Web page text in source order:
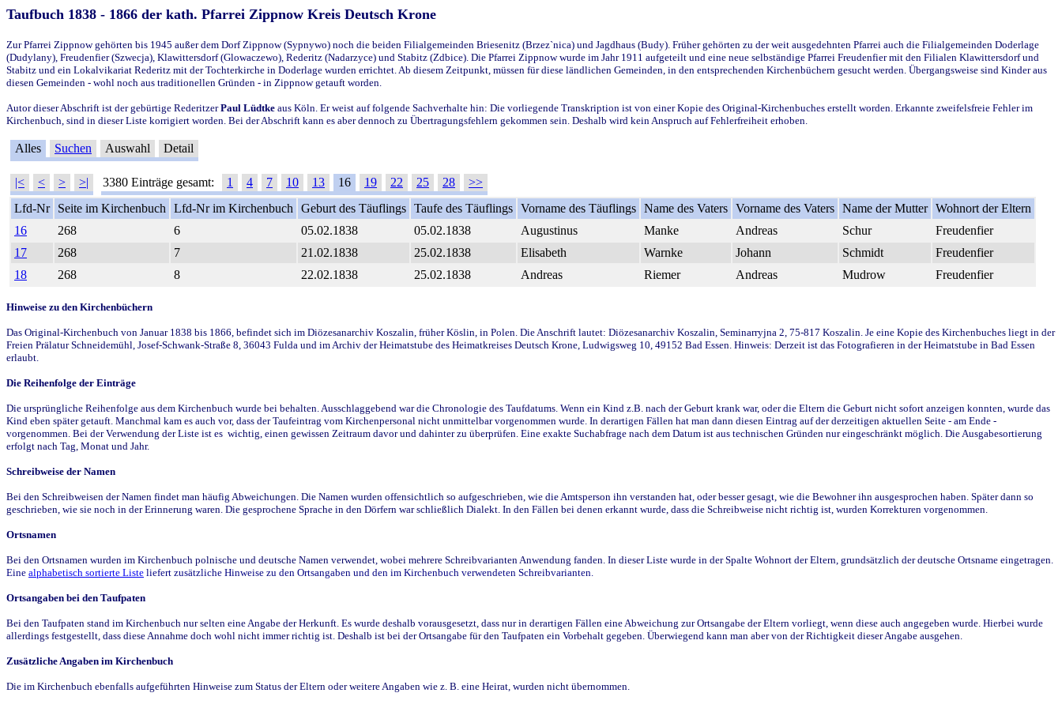
Taufbuch 1838 - 1866 der kath. Pfarrei Zippnow Kreis Deutsch Krone
Zur Pfarrei Zippnow gehörten bis 1945 außer dem Dorf Zippnow (Sypnywo) noch die beiden Filialgemeinden Briesenitz (Brzez`nica) und Jagdhaus (Budy). Früher gehörten zu der weit ausgedehnten Pfarrei auch die Filialgemeinden Doderlage
(Dudylany), Freudenfier (Szwecja), Klawittersdorf (Glowaczewo), Rederitz (Nadarzyce) und Stabitz (Zdbice). Die Pfarrei Zippnow wurde im Jahr 1911 aufgeteilt und eine neue selbständige Pfarrei Freudenfier mit den Filialen Klawittersdorf und
Stabitz und ein Lokalvikariat Rederitz mit der Tochterkirche in Doderlage wurden errichtet. Ab diesem Zeitpunkt, müssen für diese ländlichen Gemeinden, in den entsprechenden Kirchenbüchern gesucht werden. Übergangsweise sind Kinder aus
diesen Gemeinden - wohl noch aus traditionellen Gründen - in Zippnow getauft worden.
Autor dieser Abschrift ist der gebürtige RederitzerPaul Lüdtke aus Köln. Er weist auf folgende Sachverhalte hin: Die vorliegende Transkription ist von einer Kopie des Original-Kirchenbuches erstellt worden. Erkannte zweifelsfreie Fehler im
Kirchenbuch, sind in dieser Liste korrigiert worden. Bei der Abschrift kann es aber dennoch zu Übertragungsfehlern gekommen sein. Deshalb wird kein Anspruch auf Fehlerfreiheit erhoben.
Alles Suchen Auswahl Detail
|< < > >| 3380 Einträge gesamt: 1 4 7 10 13 16 19 22 25 28
>>
Lfd-Nr
Seite im Kirchenbuch Lfd-Nr im Kirchenbuch Geburt des Täuflings Taufe des Täuflings Vorname des Täuflings Name des Vaters Vorname des Vaters Name der Mutter Wohnort der Eltern
16
268 6 05.02.1838 05.02.1838 Augustinus Manke Andreas Schur
Freudenfier
17
268 7 21.02.1838 25.02.1838 Elisabeth Warnke Johann Schmidt
Freudenfier
18
268 8 22.02.1838 25.02.1838 Andreas Riemer Andreas Mudrow Freudenfier
Hinweise zu den Kirchenbüchern
Das Original-Kirchenbuch von Januar 1838 bis 1866, befindet sich im Diözesanarchiv Koszalin, früher Köslin, in Polen. Die Anschrift lautet: Diözesanarchiv Koszalin, Seminarryjna 2, 75-817 Koszalin. Je eine Kopie des Kirchenbuches liegt in der
Freien Prälatur Schneidemühl, Josef-Schwank-Straße 8, 36043 Fulda und im Archiv der Heimatstube des Heimatkreises Deutsch Krone, Ludwigsweg 10, 49152 Bad Essen. Hinweis: Derzeit ist das Fotografieren in der Heimatstube in Bad Essen
erlaubt.
Die Reihenfolge der Einträge
Die ursprüngliche Reihenfolge aus dem Kirchenbuch wurde bei behalten. Ausschlaggebend war die Chronologie des Taufdatums. Wenn ein Kind z.B. nach der Geburt krank war, oder die Eltern die Geburt nicht sofort anzeigen konnten, wurde das
Kind eben später getauft. Manchmal kam es auch vor, dass der Taufeintrag vom Kirchenpersonal nicht unmittelbar vorgenommen wurde. In derartigen Fällen hat man dann diesen Eintrag auf der derzeitigen aktuellen Seite - am Ende -
vorgenommen. Bei der Verwendung der Liste ist es wichtig, einen gewissen Zeitraum davor und dahinter zu überprüfen. Eine exakte Suchabfrage nach dem Datum ist aus technischen Gründen nur eingeschränkt möglich. Die Ausgabesortierung
erfolgt nach Tag, Monat und Jahr.
Schreibweise der Namen
Bei den Schreibweisen der Namen findet man häufig Abweichungen. Die Namen wurden offensichtlich so aufgeschrieben, wie die Amtsperson ihn verstanden hat, oder besser gesagt, wie die Bewohner ihn ausgesprochen haben. Später dann so
geschrieben, wie sie noch in der Erinnerung waren. Die gesprochene Sprache in den Dörfern war schließlich Dialekt. In den Fällen bei denen erkannt wurde, dass die Schreibweise nicht richtig ist, wurden Korrekturen vorgenommen.
Ortsnamen
Bei den Ortsnamen wurden im Kirchenbuch polnische und deutsche Namen verwendet, wobei mehrere Schreibvarianten Anwendung fanden. In dieser Liste wurde in der Spalte Wohnort der Eltern, grundsätzlich der deutsche Ortsname eingetragen.
Eine alphabetisch sortierte Liste liefert zusätzliche Hinweise zu den Ortsangaben und den im Kirchenbuch verwendeten Schreibvarianten.
Ortsangaben bei den Taufpaten
Bei den Taufpaten stand im Kirchenbuch nur selten eine Angabe der Herkunft. Es wurde deshalb vorausgesetzt, dass nur in derartigen Fällen eine Abweichung zur Ortsangabe der Eltern vorliegt, wenn diese auch angegeben wurde. Hierbei wurde
allerdings festgestellt, dass diese Annahme doch wohl nicht immer richtig ist. Deshalb ist bei der Ortsangabe für den Taufpaten ein Vorbehalt gegeben. Überwiegend kann man aber von der Richtigkeit dieser Angabe ausgehen.
Zusätzliche Angaben im Kirchenbuch
Die im Kirchenbuch ebenfalls aufgeführten Hinweise zum Status der Eltern oder weitere Angaben wie z. B. eine Heirat, wurden nicht übernommen.